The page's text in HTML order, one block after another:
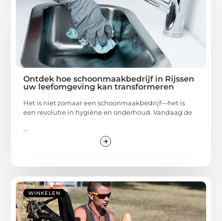
Ontdek hoe schoonmaakbedrijf in Rijssen
uw leefomgeving kan transformeren
Het is niet zomaar een schoonmaakbedrijf—het is
een revolutie in hygiëne en onderhoud. Vandaag de
...
WINKELEN